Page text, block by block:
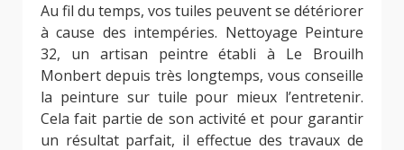
Au fil du temps, vos tuiles peuvent se détériorer
à cause des intempéries. Nettoyage Peinture
32, un artisan peintre établi à Le Brouilh
Monbert depuis très longtemps, vous conseille
la peinture sur tuile pour mieux l’entretenir.
Cela fait partie de son activité et pour garantir
un résultat parfait, il effectue des travaux de